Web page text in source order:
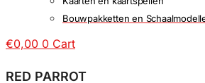
Bouwpakketten en
€0,00 0 Cart
RED PARROT